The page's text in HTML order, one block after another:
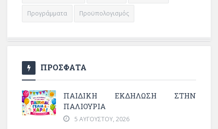
Προγράμματα Προϋπολογισμός
ΠΡΟΣΦΑΤΑ
ΠΑΙΔΙΚΗ ΕΚΔΗΛΩΣΗ ΣΤΗΝ
ΠΑΛΙΟΥΡΙΑ
5 ΑΥΓΟΎΣΤΟΥ, 2026